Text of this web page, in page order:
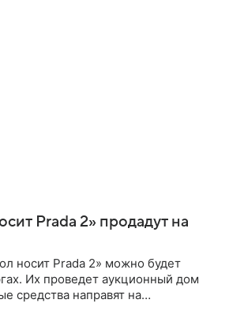
Prada 2» продадут на
носит Prada 2» можно будет
Их проведет аукционный дом
средства направят на